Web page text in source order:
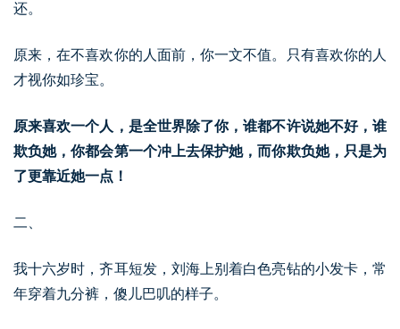
还。
原来，在不喜欢你的人面前，你一文不值。只有喜欢你的人
才视你如珍宝。
原来喜欢一个人，是全世界除了你，谁都不许说她不好，谁
欺负她，你都会第一个冲上去保护她，而你欺负她，只是为
了更靠近她一点！
二、
我十六岁时，齐耳短发，刘海上别着白色亮钻的小发卡，常
年穿着九分裤，傻儿巴叽的样子。